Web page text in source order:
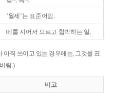
‘월세’는 표준어임.
떼를 지어서 으르고 협박하는 일.
아직 쓰이고 있는 경우에는, 그것을 표
림.)
비고